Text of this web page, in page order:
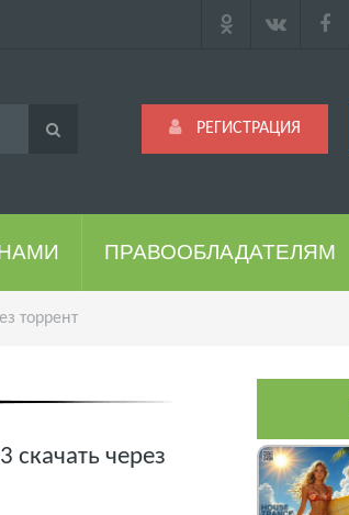
РЕГИСТРАЦИЯ
ПРАВООБЛАДАТЕЛЯМ
торрент
скачать через